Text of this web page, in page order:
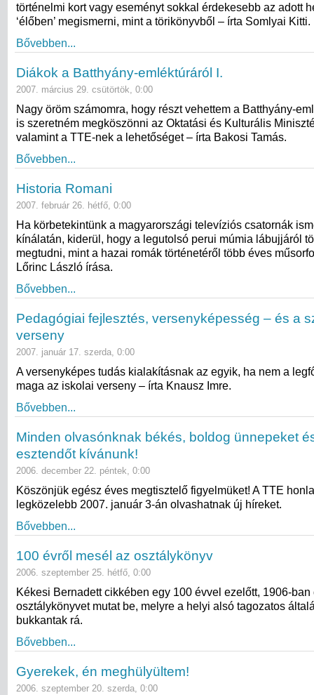
történelmi kort vagy eseményt sokkal érdekesebb az adott
‘élőben’ megismerni, mint a törikönyvből – írta Somlyai Kitti.
Bővebben...
Diákok a Batthyány-emléktúráról I.
2007. március 29. csütörtök, 0:00
Nagy öröm számomra, hogy részt vehettem a Batthyány-
is szeretném megköszönni az Oktatási és Kulturális
valamint a TTE-nek a lehetőséget – írta Bakosi Tamás.
Bővebben...
Historia Romani
2007. február 26. hétfő, 0:00
Ha körbetekintünk a magyarországi televíziós csatornák
kínálatán, kiderül, hogy a legutolsó perui múmia lábujjáról
megtudni, mint a hazai romák történetéről több éves
Lőrinc László írása.
Bővebben...
Pedagógiai fejlesztés, versenyképesség – és a
verseny
2007. január 17. szerda, 0:00
A versenyképes tudás kialakításnak az egyik, ha nem a
maga az iskolai verseny – írta Knausz Imre.
Bővebben...
Minden olvasónknak békés, boldog ünnepeket
esztendőt kívánunk!
2006. december 22. péntek, 0:00
Köszönjük egész éves megtisztelő figyelmüket! A TTE
legközelebb 2007. január 3-án olvashatnak új híreket.
Bővebben...
100 évről mesél az osztálykönyv
2006. szeptember 25. hétfő, 0:00
Kékesi Bernadett cikkében egy 100 évvel ezelőtt, 1906-ban
osztálykönyvet mutat be, melyre a helyi alsó tagozatos
bukkantak rá.
Bővebben...
Gyerekek, én meghülyültem!
2006. szeptember 20. szerda, 0:00